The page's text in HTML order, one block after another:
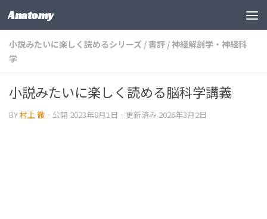
コンテンツの下
Anatomy
小説みたいに楽しく読めるシリーズ /書評 /神経解剖学・神経科
学
小説みたいに楽しく読める脳科学講義
BY村上 徹 · 公開 2023年8月1日 · 更新済み 2026年3月2日